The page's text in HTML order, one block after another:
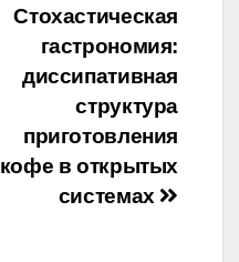
Стохастическая
гастрономия:
диссипативная
структура
приготовления
кофе в открытых
системах